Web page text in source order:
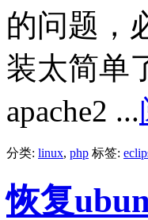
的问题，
装太简单
apache2 ...
分类: linux, php 标签:
恢复